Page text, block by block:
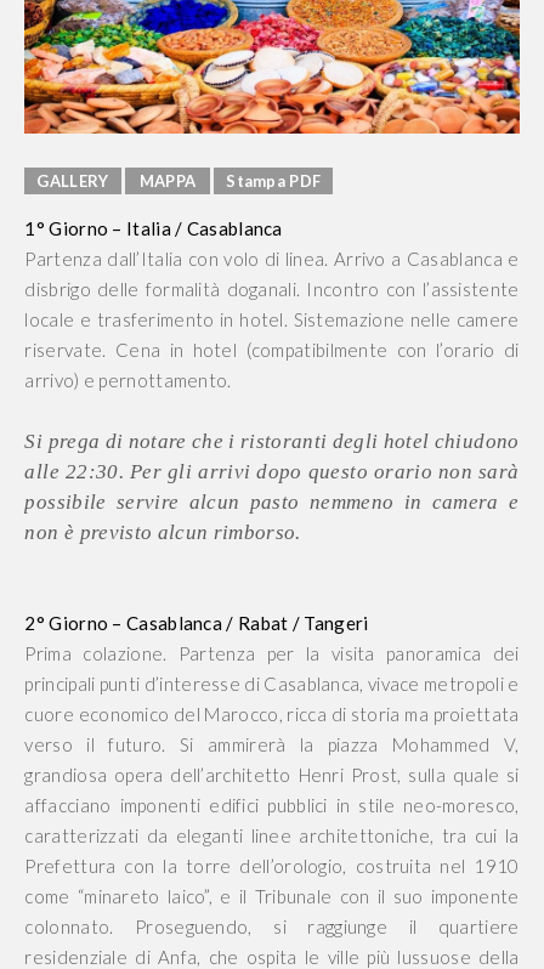
GALLERY MAPPA Stampa PDF
1° Giorno – Italia / Casablanca
Partenza dall’Italia con volo di linea. Arrivo a Casablanca e
disbrigo delle formalità doganali. Incontro con l’assistente
locale e trasferimento in hotel. Sistemazione nelle camere
riservate. Cena in hotel (compatibilmente con l’orario di
arrivo) e pernottamento.
Si prega di notare che i ristoranti degli hotel chiudono
alle 22:30. Per gli arrivi dopo questo orario non sarà
possibile servire alcun pasto nemmeno in camera e
non è previsto alcun rimborso.
2° Giorno – Casablanca / Rabat / Tangeri
Prima colazione. Partenza per la visita panoramica dei
principali punti d’interesse di Casablanca, vivace metropoli e
cuore economico del Marocco, ricca di storia ma proiettata
verso il futuro. Si ammirerà la piazza Mohammed V,
grandiosa opera dell’architetto Henri Prost, sulla quale si
affacciano imponenti edifici pubblici in stile neo-moresco,
caratterizzati da eleganti linee architettoniche, tra cui la
Prefettura con la torre dell’orologio, costruita nel 1910
come “minareto laico”, e il Tribunale con il suo imponente
colonnato. Proseguendo, si raggiunge il quartiere
residenziale di Anfa, che ospita le ville più lussuose della